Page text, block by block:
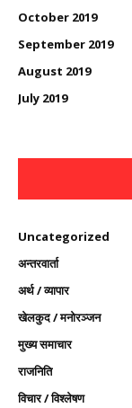
October 2019
September 2019
August 2019
July 2019
Uncategorized
अन्तरवार्ता
अर्थ / व्यापार
खेलकुद / मनोरञ्जन
मुख्य समाचार
राजनिति
विचार / विश्लेषण